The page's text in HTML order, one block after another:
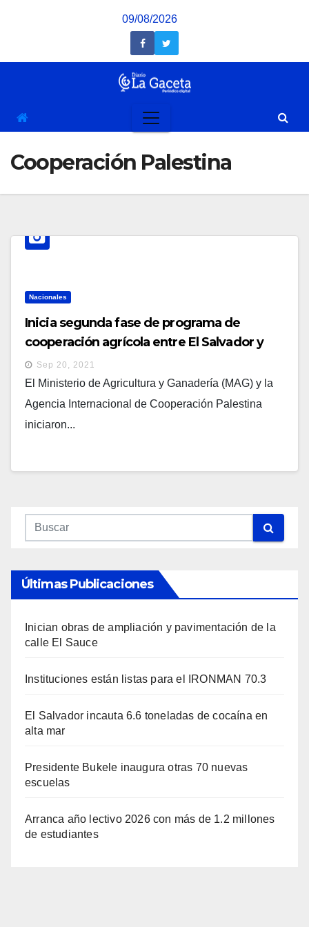
09/08/2026
Cooperación Palestina
Nacionales
Inicia segunda fase de programa de
cooperación agrícola entre El Salvador y
Palestina
Sep 20, 2021
El Ministerio de Agricultura y Ganadería (MAG) y la
Agencia Internacional de Cooperación Palestina
iniciaron...
Últimas Publicaciones
Inician obras de ampliación y pavimentación de la
calle El Sauce
Instituciones están listas para el IRONMAN 70.3
El Salvador incauta 6.6 toneladas de cocaína en
alta mar
Presidente Bukele inaugura otras 70 nuevas
escuelas
Arranca año lectivo 2026 con más de 1.2 millones
de estudiantes